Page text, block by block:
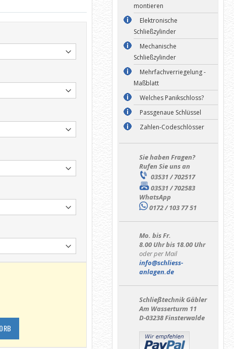
montieren
Elektronische
Schließzylinder
Mechanische
Schließzylinder
Mehrfachverriegelung -
Maßblatt
Welches Panikschloss?
Passgenaue Schlüssel
Zahlen-Codeschlösser
Sie haben Fragen?
Rufen Sie uns an
03531 / 702517
03531 / 702583
WhatsApp
0172 / 103 77 51
Mo. bis Fr.
8.00 Uhr bis 18.00 Uhr
oder per Mail
info@schliess-
anlagen.de
Schließtechnik Gäbler
Am Wasserturm 11
D-03238 Finsterwalde